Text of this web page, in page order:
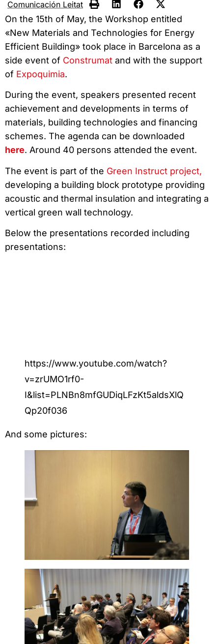
Comunicación Leitat
On the 15th of May, the Workshop entitled
«New Materials and Technologies for Energy
Efficient Building» took place in Barcelona as a
side event of Construmat and with the support
of Expoquimia.
During the event, speakers presented recent
achievement and developments in terms of
materials, building technologies and financing
schemes. The agenda can be downloaded
here. Around 40 persons attended the event.
The event is part of the Green Instruct project,
developing a building block prototype providing
acoustic and thermal insulation and integrating a
vertical green wall technology.
Below the presentations recorded including
presentations:
https://www.youtube.com/watch?
v=zrUMO1rf0-
I&list=PLNBn8mfGUDiqLFzKt5aldsXlQ
Qp20f036
And some pictures: